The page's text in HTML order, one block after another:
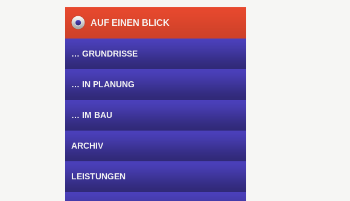
AUF EINEN BLICK
… GRUNDRISSE
… IN PLANUNG
… IM BAU
ARCHIV
LEISTUNGEN